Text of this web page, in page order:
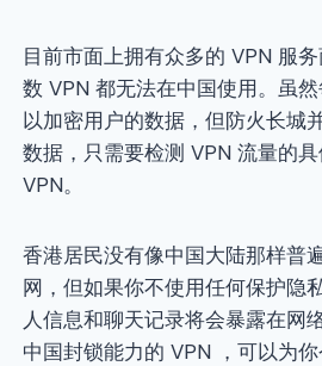
目前市面上拥有众多的 VPN 服
数 VPN 都无法在中国使用。虽
以加密用户的数据，但防火长城
数据，只需要检测 VPN 流量的
VPN。
香港居民没有像中国大陆那样普
网，但如果你不使用任何保护隐
人信息和聊天记录将会暴露在网
中国封锁能力的 VPN ，可以为